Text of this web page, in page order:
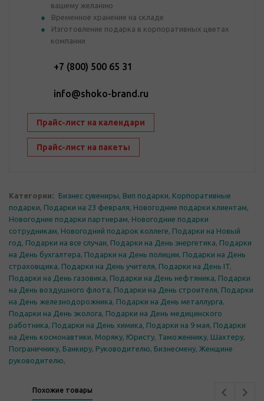
вашему желанию
Временное хранение на складе
Изготовление подарка в корпоративных цветах
компании
+7 (800) 500 65 31
info@shoko-brand.ru
Прайс-лист на календари
Прайс-лист на пакеты
Категории: Бизнес сувениры, Вип подарки, Корпоративные
подарки, Подарки на 23 февраля, Новогодние подарки клиентам,
Новогодние подарки партнерам, Новогодние подарки
сотрудникам, Новогодний подарок коллеге, Подарки на Новый
год , Подарки на все случаи, Подарки на День энергетика, Подарки
на День бухгалтера, Подарки на День полиции, Подарки на День
страховщика, Подарки на День учителя, Подарки на День IT,
Подарки на День газовика, Подарки на День нефтяника, Подарки
на День воздушного флота, Подарки на День строителя, Подарки
на День железнодорожника, Подарки на День металлурга,
Подарки на День эколога, Подарки на День медицинского
работника, Подарки на День химика, Подарки на 9 мая, Подарки
на День космонавтики, Моряку, Юристу, Таможеннику, Шахтеру,
Пограничнику, Банкиру, Руководителю, Бизнесмену, Женщине
руководителю,
Похожие товары